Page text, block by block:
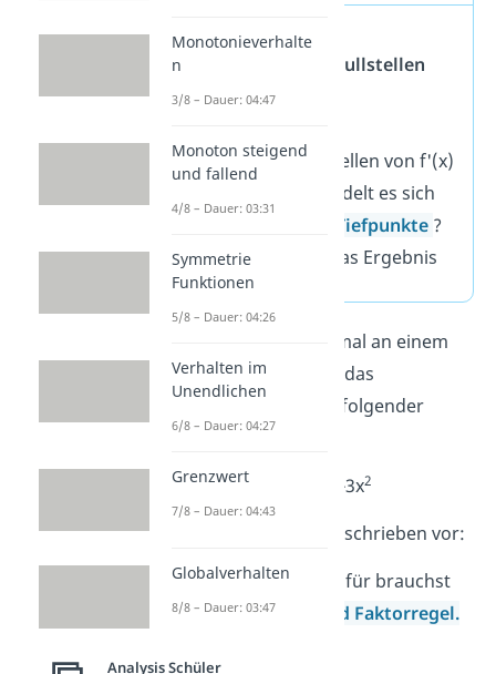
Berechne f'(x)
Nullstellen
von f'(x)
Setze die Nullstellen von f'(x)
in f“(x) ein. Handelt es sich
Hoch-bzw. Tiefpunkte ?
Interpretiere
das Ergebnis
Schau dir das gleich mal an einem
Beispielan. Du sollst das
Monotonieverhalten folgender
Funktion bestimmen:
-3x2
Dazu gehst du wie beschrieben vor:
Berechne f'(x)
. Dafür brauchst
du diePotenz-und Faktorregel.
Monotonieverhalte
n
3/8 – Dauer: 04:47
Monoton steigend
und fallend
4/8 – Dauer: 03:31
Symmetrie
Funktionen
5/8 – Dauer: 04:26
Verhalten im
Unendlichen
6/8 – Dauer: 04:27
Grenzwert
7/8 – Dauer: 04:43
Globalverhalten
8/8 – Dauer: 03:47
Analysis Schüler